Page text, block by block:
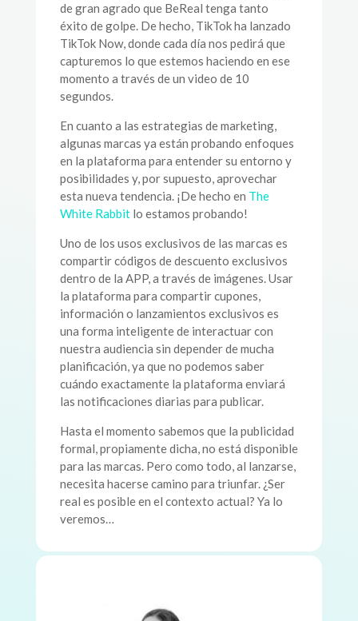
de gran agrado que BeReal tenga tanto
éxito de golpe. De hecho, TikTok ha lanzado
TikTok Now, donde cada día nos pedirá que
capturemos lo que estemos haciendo en ese
momento a través de un video de 10
segundos.
En cuanto a las estrategias de marketing,
algunas marcas ya están probando enfoques
en la plataforma para entender su entorno y
posibilidades y, por supuesto, aprovechar
esta nueva tendencia. ¡De hecho en The
White Rabbitlo estamos probando!
Uno de los usos exclusivos de las marcas es
compartir códigos de descuento exclusivos
dentro de la APP, a través de imágenes. Usar
la plataforma para compartir cupones,
información o lanzamientos exclusivos es
una forma inteligente de interactuar con
nuestra audiencia sin depender de mucha
planificación, ya que no podemos saber
cuándo exactamente la plataforma enviará
las notificaciones diarias para publicar.
Hasta el momento sabemos que la publicidad
formal, propiamente dicha, no está disponible
para las marcas. Pero como todo, al lanzarse,
necesita hacerse camino para triunfar. ¿Ser
real es posible en el contexto actual? Ya lo
veremos…